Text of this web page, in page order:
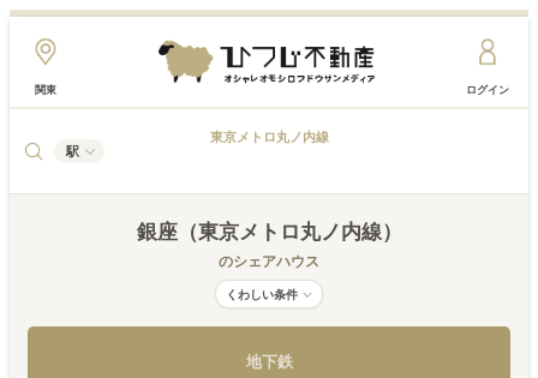
関東 ログイン
駅
東京メトロ丸ノ内線
銀座（東京メトロ丸ノ内線）
のシェアハウス
くわしい条件
地下鉄